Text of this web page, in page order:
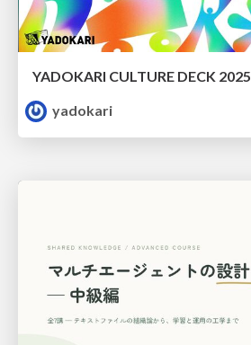
YADOKARI CULTURE DECK 2025
yadokari